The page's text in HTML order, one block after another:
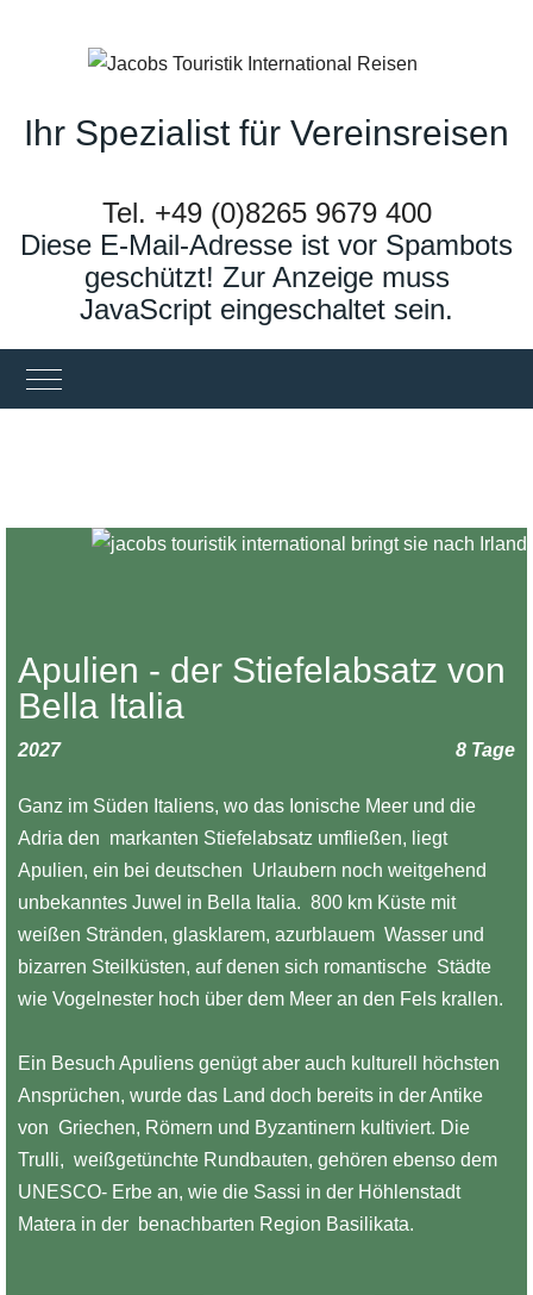
Ihr Spezialist für Vereinsreisen
Tel. +49 (0)8265 9679 400
Diese E-Mail-Adresse ist vor Spambots
geschützt! Zur Anzeige muss
JavaScript eingeschaltet sein.
Mobile Menu Toggle
Apulien - der Stiefelabsatz von
Bella Italia
2027 8 Tage
Ganz im Süden Italiens, wo das Ionische Meer und die
Adria den markanten Stiefelabsatz umfließen, liegt
Apulien, ein bei deutschen Urlaubern noch weitgehend
unbekanntes Juwel in Bella Italia. 800 km Küste mit
weißen Stränden, glasklarem, azurblauem Wasser und
bizarren Steilküsten, auf denen sich romantische Städte
wie Vogelnester hoch über dem Meer an den Fels krallen.
Ein Besuch Apuliens genügt aber auch kulturell höchsten
Ansprüchen, wurde das Land doch bereits in der Antike
von Griechen, Römern und Byzantinern kultiviert. Die
Trulli, weißgetünchte Rundbauten, gehören ebenso dem
UNESCO- Erbe an, wie die Sassi in der Höhlenstadt
Matera in der benachbarten Region Basilikata.